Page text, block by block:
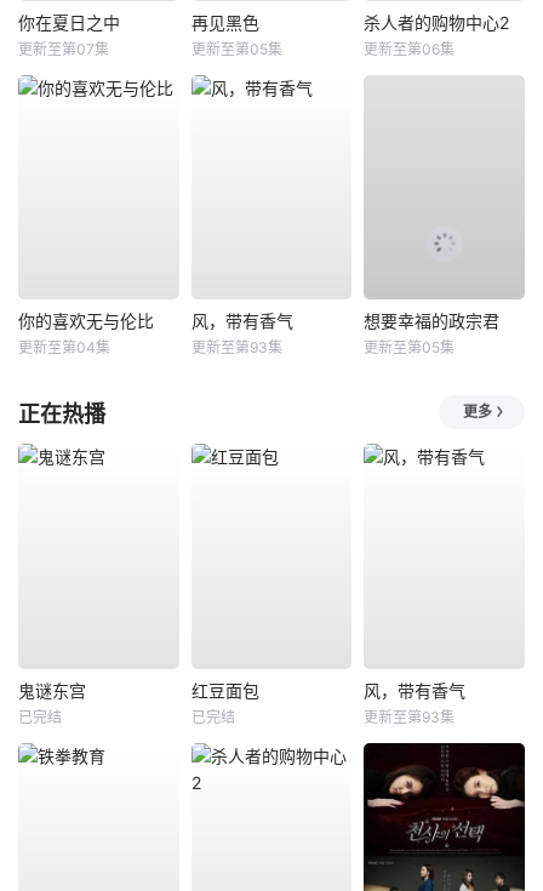
你在夏日之中
更新至第07集
再见黑色
更新至第05集
杀人者的购物中心2
更新至第06集
你的喜欢无与伦比
更新至第04集
风，带有香气
更新至第93集
想要幸福的政宗君
更新至第05集
正在热播 更多
鬼谜东宫
已完结
红豆面包
已完结
风，带有香气
更新至第93集